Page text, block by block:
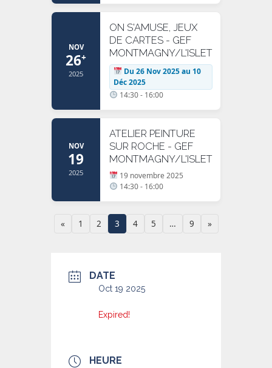
NOV
26+
2025
ON S'AMUSE, JEUX
DE CARTES - GEF
MONTMAGNY/L'ISLET
Du 26 Nov 2025 au 10
Déc 2025
14:30 - 16:00
NOV
19
2025
ATELIER PEINTURE
SUR ROCHE - GEF
MONTMAGNY/L'ISLET
19 novembre 2025
14:30 - 16:00
« 1 2 3 4 5 … 9 »
DATE
Oct 19 2025
Expired!
HEURE